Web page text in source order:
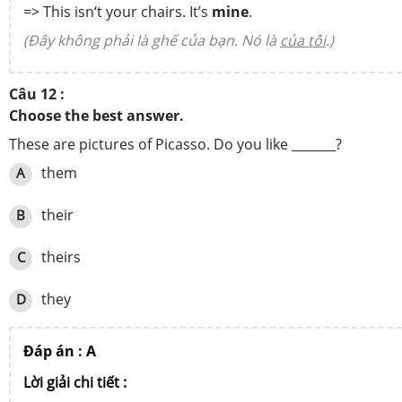
=> This isn‘t your chairs. It’s mine.
(Đây không phải là ghế của bạn. Nó là của tôi.)
Câu 12 :
Choose the best answer.
These are pictures of Picasso. Do you like _______?
A them
B their
C theirs
D they
Đáp án : A
Lời giải chi tiết :